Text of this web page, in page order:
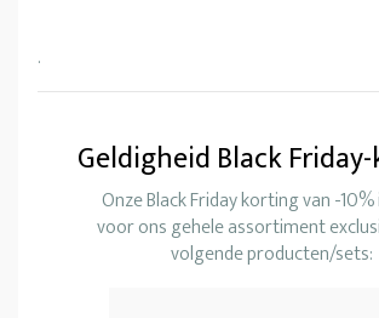
.
Geldigheid Black
Onze Black Friday korting van -
voor ons gehele assortiment
volgende producten/sets: